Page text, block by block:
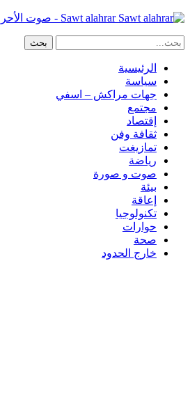
Sawt alahrar - صوت الأحرار جريدة إلكترونية مغربية مستقلة
الرئيسية
سياسة
جهات مراكش – اسفي
مجتمع
إقتصاد
ثقافة وفن
تمازيغت
رياضة
صوت و صورة
بيئة
إعاقة
تكنولوجيا
حوارات
صحة
خارج الحدود